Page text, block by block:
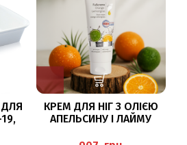
КРЕМ ДЛЯ НІГ З ОЛІЄЮ
АПЕЛЬСИНУ І ЛАЙМУ